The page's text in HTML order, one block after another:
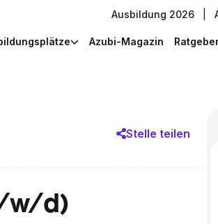
Ausbildung 2026
Azubi-Magazin
Stelle teilen
w/d)